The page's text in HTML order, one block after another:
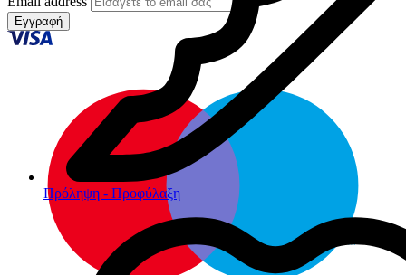
Πρόληψη - Προφύλαξη
Εγγραφή